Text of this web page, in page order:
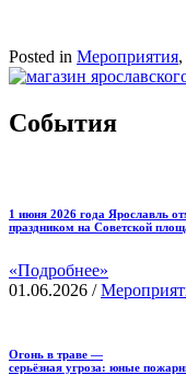
Posted in Мероприятия,
События
1 июня 2026 года Ярославль
праздником на Советской
«Подробнее»
01.06.2026 /
Огонь в траве —
серьёзная угроза: юные